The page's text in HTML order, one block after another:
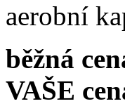
aerobní
běžná
VAŠE